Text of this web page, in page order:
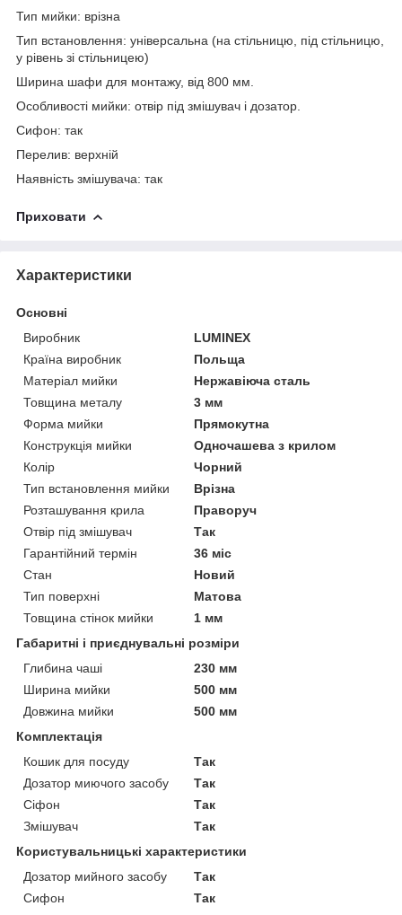
Тип мийки: врізна
Тип встановлення: універсальна (на стільницю, під стільницю,
у рівень зі стільницею)
Ширина шафи для монтажу, від 800 мм.
Особливості мийки: отвір під змішувач і дозатор.
Сифон: так
Перелив: верхній
Наявність змішувача: так
Приховати
Характеристики
Основні
Виробник
LUMINEX
Країна виробник
Польща
Матеріал мийки
Нержавіюча сталь
Товщина металу
3 мм
Форма мийки
Прямокутна
Конструкція мийки
Одночашева з крилом
Колір
Чорний
Тип встановлення мийки
Врізна
Розташування крила
Праворуч
Отвір під змішувач
Так
Гарантійний термін
36 міс
Стан
Новий
Тип поверхні
Матова
Товщина стінок мийки
1 мм
Габаритні і приєднувальні розміри
Глибина чаші
230 мм
Ширина мийки
500 мм
Довжина мийки
500 мм
Комплектація
Кошик для посуду
Так
Дозатор миючого засобу
Так
Сіфон
Так
Змішувач
Так
Користувальницькі характеристики
Дозатор мийного засобу
Так
Сифон
Так